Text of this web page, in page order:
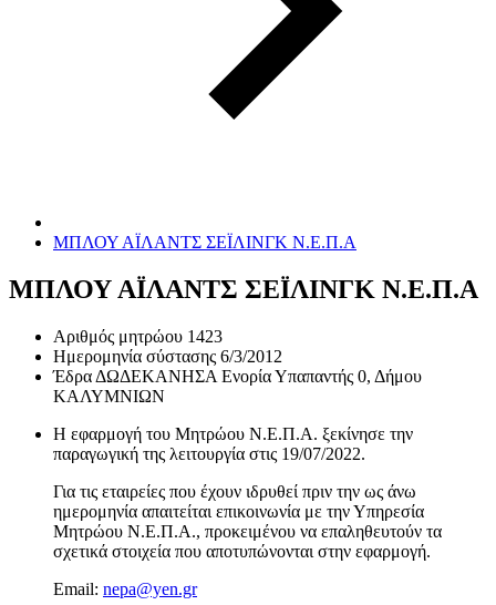
ΜΠΛΟΥ ΑΪΛΑΝΤΣ ΣΕΪΛΙΝΓΚ Ν.Ε.Π.Α
ΜΠΛΟΥ ΑΪΛΑΝΤΣ ΣΕΪΛΙΝΓΚ Ν.Ε.Π.Α
Αριθμός μητρώου 1423
Ημερομηνία σύστασης 6/3/2012
Έδρα ΔΩΔΕΚΑΝΗΣΑ Ενορία Υπαπαντής 0, Δήμου
ΚΑΛΥΜΝΙΩΝ
Η εφαρμογή του Μητρώου Ν.Ε.Π.Α. ξεκίνησε την
παραγωγική της λειτουργία στις 19/07/2022.
Για τις εταιρείες που έχουν ιδρυθεί πριν την ως άνω
ημερομηνία απαιτείται επικοινωνία με την Υπηρεσία
Μητρώου Ν.Ε.Π.Α., προκειμένου να επαληθευτούν τα
σχετικά στοιχεία που αποτυπώνονται στην εφαρμογή.
Email: nepa@yen.gr